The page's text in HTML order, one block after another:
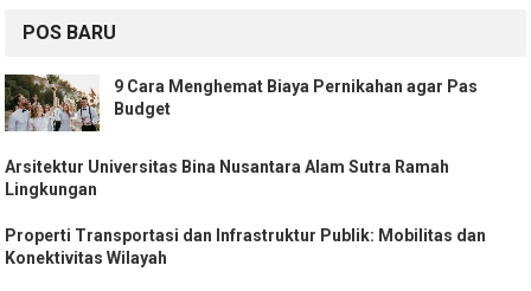
POS BARU
9 Cara Menghemat Biaya Pernikahan agar Pas
Budget
Arsitektur Universitas Bina Nusantara Alam Sutra Ramah
Lingkungan
Properti Transportasi dan Infrastruktur Publik: Mobilitas dan
Konektivitas Wilayah